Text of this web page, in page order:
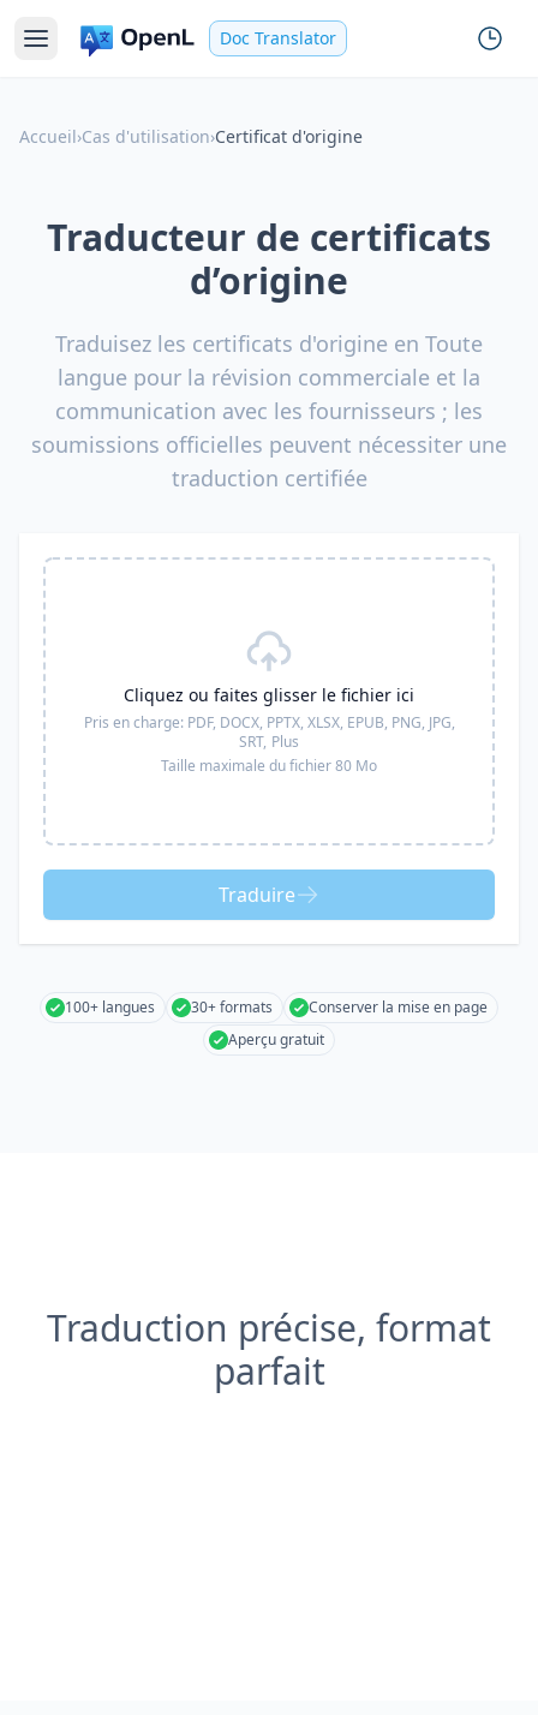
Doc Translator
Accueil›Cas d'utilisation›Certificat d'origine
Traducteur de certificats
d’origine
Traduisez les certificats d'origine en Toute
langue pour la révision commerciale et la
communication avec les fournisseurs ; les
soumissions officielles peuvent nécessiter une
traduction certifiée
Cliquez ou faites glisser le fichier ici
Pris en charge: PDF, DOCX, PPTX, XLSX, EPUB, PNG, JPG,
SRT, Plus
Taille maximale du fichier 80 Mo
Traduire
100+ langues 30+ formats
Conserver la mise en page
Aperçu gratuit
Traduction précise, format
parfait